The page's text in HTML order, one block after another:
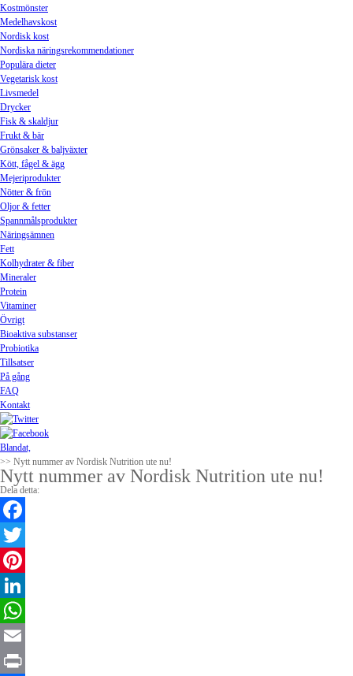
Kostmönster
Medelhavskost
Nordisk kost
Nordiska näringsrekommendationer
Populära dieter
Vegetarisk kost
Livsmedel
Drycker
Fisk & skaldjur
Frukt & bär
Grönsaker & baljväxter
Kött, fågel & ägg
Mejeriprodukter
Nötter & frön
Oljor & fetter
Spannmålsprodukter
Näringsämnen
Fett
Kolhydrater & fiber
Mineraler
Protein
Vitaminer
Övrigt
Bioaktiva substanser
Probiotika
Tillsatser
På gång
FAQ
Kontakt
Blandat,
>> Nytt nummer av Nordisk Nutrition ute nu!
Nytt nummer av Nordisk Nutrition ute nu!
Dela detta:
Facebook
Twitter
Pinterest
LinkedIn
WhatsApp
Email